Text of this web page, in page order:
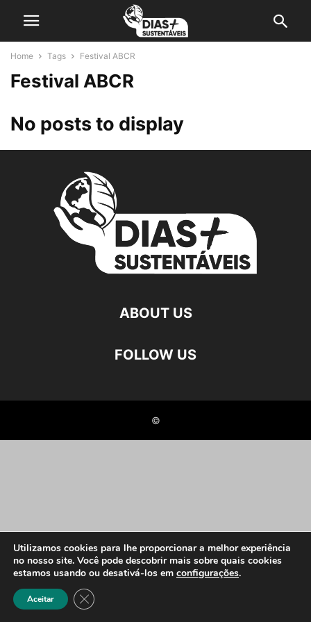
Home Tags Festival ABCR
Festival ABCR
No posts to display
ABOUT US
FOLLOW US
©
Utilizamos cookies para lhe proporcionar a melhor experiência
no nosso site. Você pode descobrir mais sobre quais cookies
estamos usando ou desativá-los em configurações.
Aceitar Close GDPR Cookie Banner